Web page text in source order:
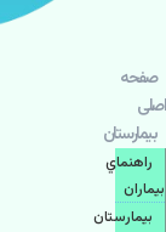
صفحه
اصلی
بيمارستان
راهنماي
بیماران
بیمارستان